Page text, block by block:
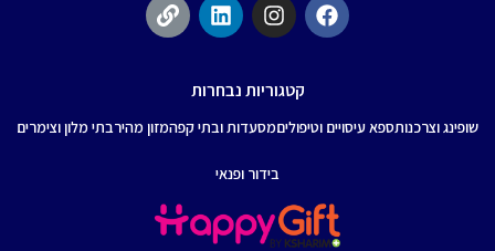
קטגוריות נבחרות
שופינג וצרכנותספא עיסויים וטיפוליםמסעדות ובתי קפהמזון מהירבתי מלון וצימרים
בידור ופנאי